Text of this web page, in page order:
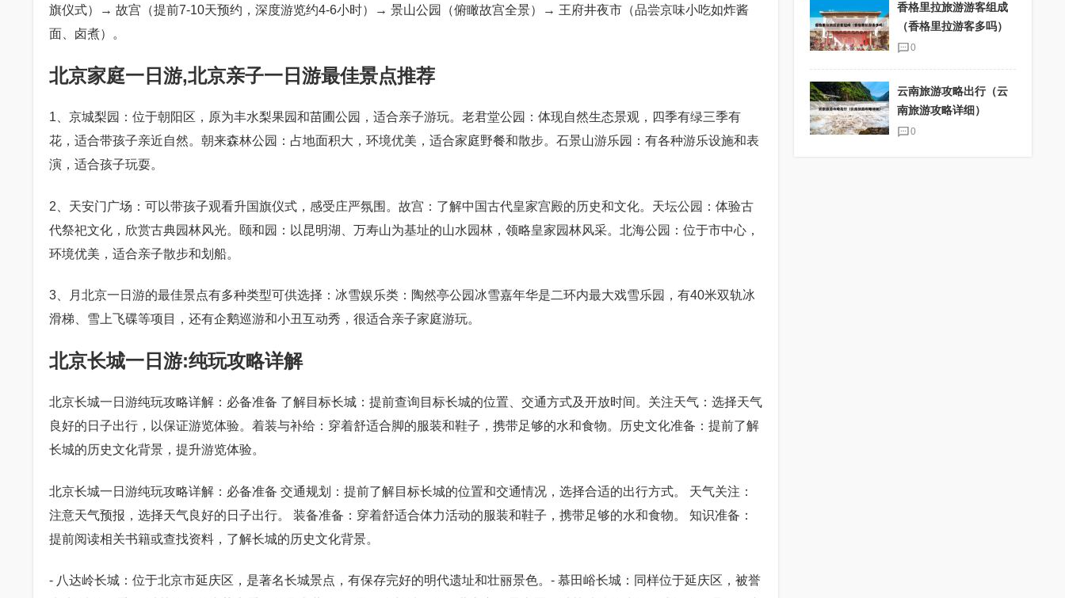
旗仪式）→ 故宫（提前7-10天预约，深度游览约4-6小时）→ 景山公园（俯瞰故宫全景）→ 王府井夜市（品尝京味小吃如炸酱
面、卤煮）。
北京家庭一日游,北京亲子一日游最佳景点推荐
1、京城梨园：位于朝阳区，原为丰水梨果园和苗圃公园，适合亲子游玩。老君堂公园：体现自然生态景观，四季有绿三季有
花，适合带孩子亲近自然。朝来森林公园：占地面积大，环境优美，适合家庭野餐和散步。石景山游乐园：有各种游乐设施和表
演，适合孩子玩耍。
2、天安门广场：可以带孩子观看升国旗仪式，感受庄严氛围。故宫：了解中国古代皇家宫殿的历史和文化。天坛公园：体验古
代祭祀文化，欣赏古典园林风光。颐和园：以昆明湖、万寿山为基址的山水园林，领略皇家园林风采。北海公园：位于市中心，
环境优美，适合亲子散步和划船。
3、月北京一日游的最佳景点有多种类型可供选择：冰雪娱乐类：陶然亭公园冰雪嘉年华是二环内最大戏雪乐园，有40米双轨冰
滑梯、雪上飞碟等项目，还有企鹅巡游和小丑互动秀，很适合亲子家庭游玩。
北京长城一日游:纯玩攻略详解
北京长城一日游纯玩攻略详解：必备准备 了解目标长城：提前查询目标长城的位置、交通方式及开放时间。关注天气：选择天气
良好的日子出行，以保证游览体验。着装与补给：穿着舒适合脚的服装和鞋子，携带足够的水和食物。历史文化准备：提前了解
长城的历史文化背景，提升游览体验。
北京长城一日游纯玩攻略详解：必备准备 交通规划：提前了解目标长城的位置和交通情况，选择合适的出行方式。 天气关注：
注意天气预报，选择天气良好的日子出行。 装备准备：穿着舒适合体力活动的服装和鞋子，携带足够的水和食物。 知识准备：
提前阅读相关书籍或查找资料，了解长城的历史文化背景。
- 八达岭长城：位于北京市延庆区，是著名长城景点，有保存完好的明代遗址和壮丽景色。- 慕田峪长城：同样位于延庆区，被誉
香格里拉旅游游客组成
（香格里拉游客多吗）
0
云南旅游攻略出行（云
南旅游攻略详细）
0